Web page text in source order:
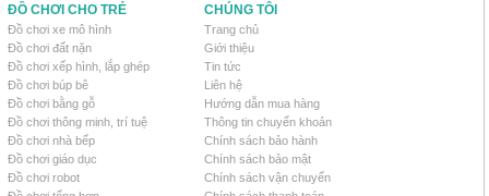
ĐỒ CHƠI CHO TRẺ
Đồ chơi xe mô hình
Đồ chơi đất nặn
Đồ chơi xếp hình, lắp ghép
Đồ chơi búp bê
Đồ chơi bằng gỗ
Đồ chơi thông minh, trí tuệ
Đồ chơi nhà bếp
Đồ chơi giáo dục
Đồ chơi robot
CHÚNG TÔI
Trang chủ
Giới thiệu
Tin tức
Liên hệ
Hướng dẫn mua hàng
Thông tin chuyển khoản
Chính sách bảo hành
Chính sách bảo mật
Chính sách vận chuyển